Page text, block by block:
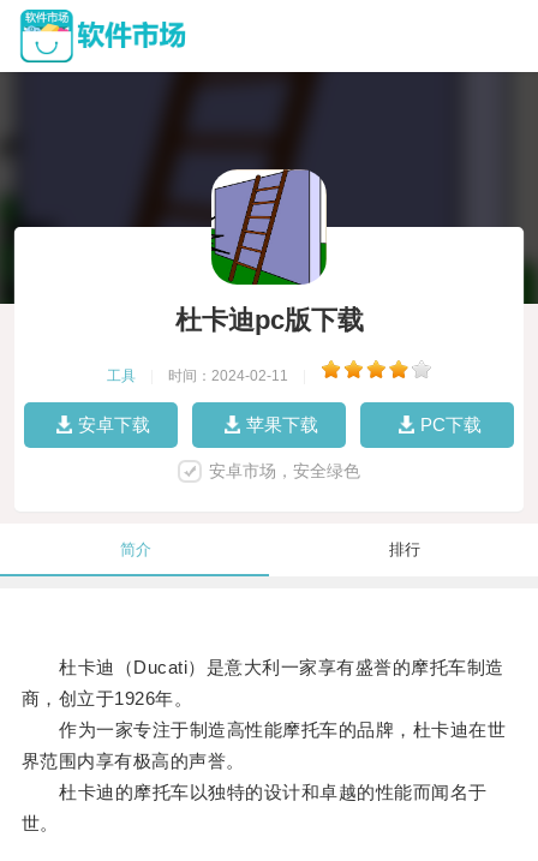
杜卡迪pc版下载
工具 时间：2024-02-11
安卓下载 苹果下载 PC下载
安卓市场，安全绿色
简介 排行
杜卡迪（Ducati）是意大利一家享有盛誉的摩托车制造
商，创立于1926年。
作为一家专注于制造高性能摩托车的品牌，杜卡迪在世
界范围内享有极高的声誉。
杜卡迪的摩托车以独特的设计和卓越的性能而闻名于
世。